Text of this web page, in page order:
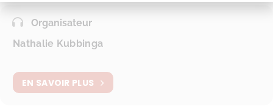
Organisateur
Nathalie Kubbinga
EN SAVOIR PLUS